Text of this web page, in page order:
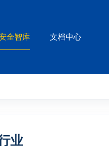
全智库 文档中心
业